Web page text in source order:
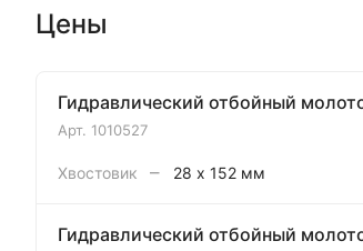
Цены
Гидравлический отбойный
Арт. 1010527
Хвостовик – 28 x 152 мм
Гидравлический отбойный